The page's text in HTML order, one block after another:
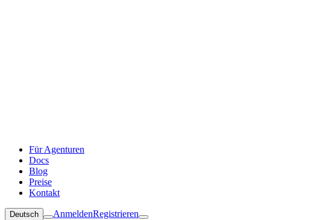
Für Agenturen
Docs
Blog
Preise
Kontakt
Deutsch AnmeldenRegistrieren